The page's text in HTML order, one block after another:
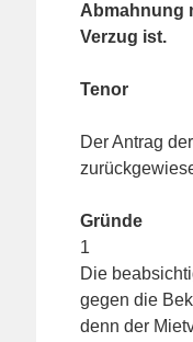
Abmahnung
Verzug ist.
Tenor
Der Antrag
Gründe
1
Die
gegen die
denn der